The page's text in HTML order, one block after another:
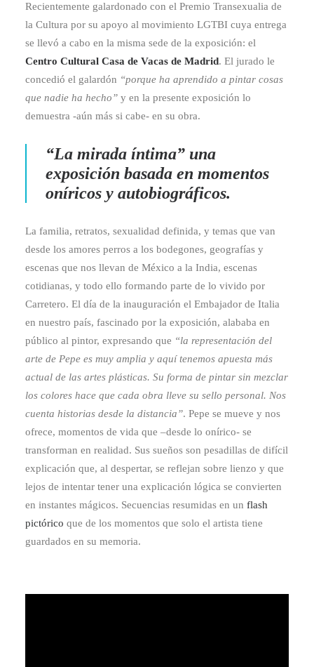
Recientemente galardonado con el Premio Transexualia de
la Cultura por su apoyo al movimiento LGTBI cuya entrega
se llevó a cabo en la misma sede de la exposición: el
Centro Cultural Casa de Vacas de Madrid. El jurado le
concedió el galardón “porque ha aprendido a pintar cosas
que nadie ha hecho” y en la presente exposición lo
demuestra -aún más si cabe- en su obra.
“La mirada íntima” una
exposición basada en momentos
oníricos y autobiográficos.
La familia, retratos, sexualidad definida, y temas que van
desde los amores perros a los bodegones, geografías y
escenas que nos llevan de México a la India, escenas
cotidianas, y todo ello formando parte de lo vivido por
Carretero. El día de la inauguración el Embajador de Italia
en nuestro país, fascinado por la exposición, alababa en
público al pintor, expresando que “la representación del
arte de Pepe es muy amplia y aquí tenemos apuesta más
actual de las artes plásticas. Su forma de pintar sin mezclar
los colores hace que cada obra lleve su sello personal. Nos
cuenta historias desde la distancia”. Pepe se mueve y nos
ofrece, momentos de vida que –desde lo onírico- se
transforman en realidad. Sus sueños son pesadillas de difícil
explicación que, al despertar, se reflejan sobre lienzo y que
lejos de intentar tener una explicación lógica se convierten
en instantes mágicos. Secuencias resumidas en un flash
pictórico que de los momentos que solo el artista tiene
guardados en su memoria.